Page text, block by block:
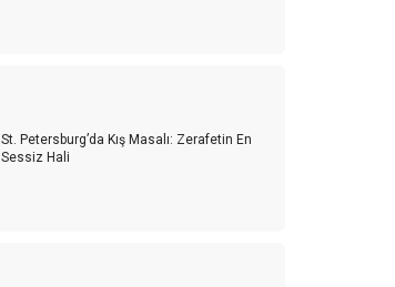
St. Petersburg’da Kış Masalı: Zerafetin En
Sessiz Hali